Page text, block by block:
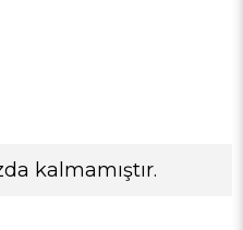
kalmamıştır.